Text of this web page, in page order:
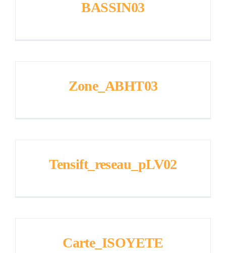
BASSIN03
Zone_ABHT03
Tensift_reseau_pLV02
Carte_ISOYETE